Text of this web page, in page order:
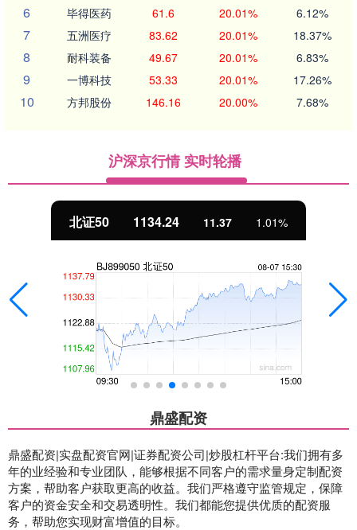
6 毕得医药 61.6 20.01% 6.12%
7 五洲医疗 83.62 20.01% 18.37%
8 耐科装备 49.67 20.01% 6.83%
9 一博科技 53.33 20.01% 17.26%
10 方邦股份 146.16 20.00% 7.68%
沪深京行情 实时轮播
北证50 1134.24 11.37 1.01%
鼎盛配资
鼎盛配资|实盘配资官网|证券配资公司|炒股杠杆平台:我们拥有多
年的业经验和专业团队，能够根据不同客户的需求量身定制配资
方案，帮助客户获取更高的收益。我们严格遵守监管规定，保障
客户的资金安全和交易透明性。我们都能您提供优质的配资服
务，帮助您实现财富增值的目标。